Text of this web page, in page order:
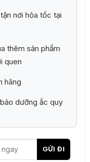
nơi hỏa tốc tại
thêm sản phẩm
quen
hãng
dưỡng ắc quy